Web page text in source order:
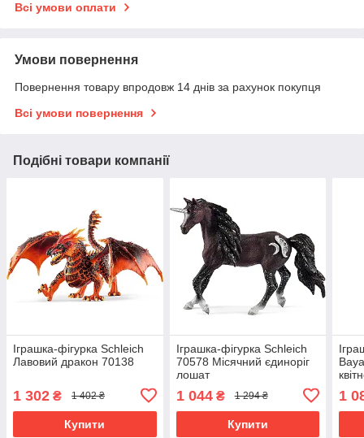
Всі умови оплати
Умови повернення
Повернення товару впродовж 14 днів за рахунок покупця
Всі умови повернення
Подібні товари компанії
Іграшка-фігурка Schleich
Лавовий дракон 70138
1 302 ₴ 1 402 ₴
Купити
Іграшка-фігурка Schleich
70578 Місячний єдиноріг
лошат
1 044₴ 1 294 ₴
Купити
1